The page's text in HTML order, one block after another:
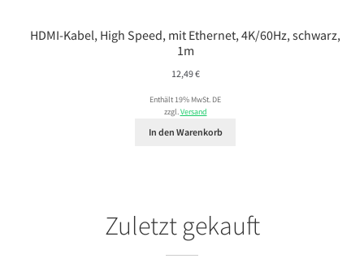
HDMI-Kabel, High Speed, mit Ethernet, 4K/60Hz, schwarz,
1m
12,49€
Enthält 19% MwSt. DE
zzgl.Versand
In den Warenkorb
Zuletzt gekauft